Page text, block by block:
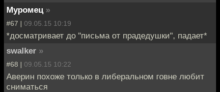
Муромец »
#67 | 09.05.15 10:19
*досматривает до "письма от прадедушки", падает*
swalker »
#68 | 09.05.15 10:22
Аверин похоже только в либеральном говне любит
сниматься